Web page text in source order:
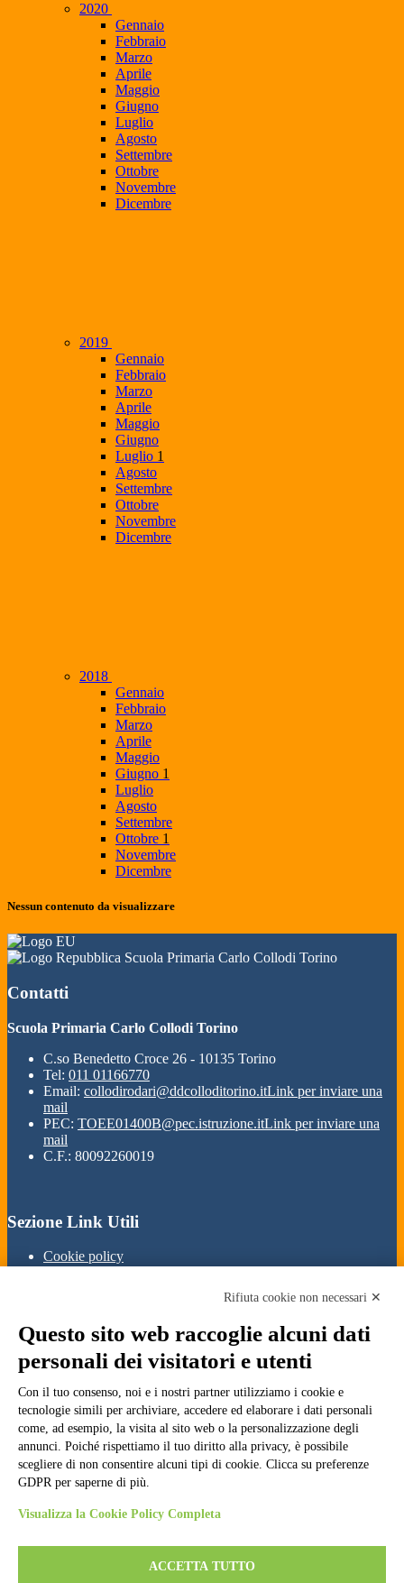
2020
Gennaio
Febbraio
Marzo
Aprile
Maggio
Giugno
Luglio
Agosto
Settembre
Ottobre
Novembre
Dicembre
2019
Gennaio
Febbraio
Marzo
Aprile
Maggio
Giugno
Luglio 1
Agosto
Settembre
Ottobre
Novembre
Dicembre
2018
Gennaio
Febbraio
Marzo
Aprile
Maggio
Giugno 1
Luglio
Agosto
Settembre
Ottobre 1
Novembre
Dicembre
Nessun contenuto da visualizzare
Scuola Primaria Carlo Collodi Torino
Contatti
Scuola Primaria Carlo Collodi Torino
C.so Benedetto Croce 26 - 10135 Torino
Tel: 011 01166770
Email: collodirodari@ddcolloditorino.itLink per inviare una
mail
PEC: TOEE01400B@pec.istruzione.itLink per inviare una
mail
C.F.: 80092260019
Sezione Link Utili
Cookie policy
Ufficio Relazioni con il Pubblico
Obiettivi di accessibilità
Whistleblowing
Gestione consensi cookie
Amministrazione trasparente
Pagina visualizzata354224volte
Sezione Copyright
Parma S.p.A. | Divisione Publishing & New Social Media
Rifiuta cookie non necessari ✕
Questo sito web raccoglie alcuni dati
personali dei visitatori e utenti
Con il tuo consenso, noi e i nostri partner utilizziamo i cookie e
tecnologie simili per archiviare, accedere ed elaborare i dati personali
come, ad esempio, la visita al sito web o la personalizzazione degli
annunci. Poiché rispettiamo il tuo diritto alla privacy, è possibile
scegliere di non consentire alcuni tipi di cookie. Clicca su preferenze
GDPR per saperne di più.
Visualizza la Cookie Policy Completa
ACCETTA TUTTO